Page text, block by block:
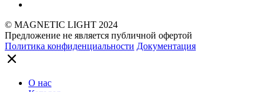
© MAGNETIC LIGHT 2024
Предложение не является публичной офертой
Политика конфиденциальности Документация
О нас